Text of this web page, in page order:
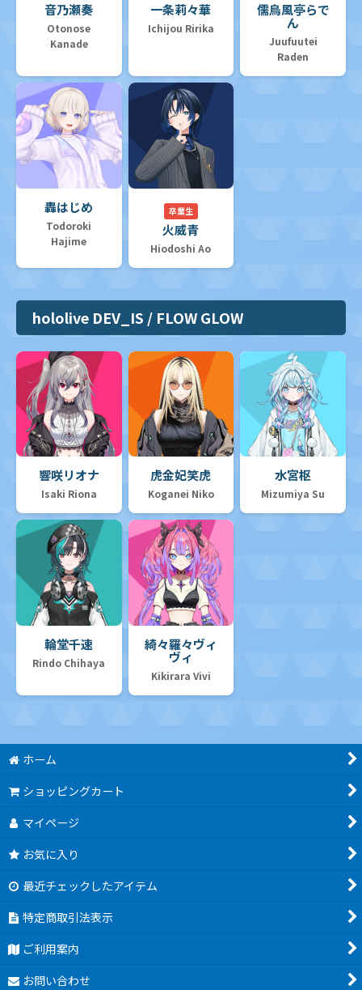
音乃瀬奏
Otonose
Kanade
一条莉々華
Ichijou Ririka
儒烏風亭らで
ん
Juufuutei
Raden
轟はじめ
Todoroki
Hajime
卒業生
火威青
Hiodoshi Ao
hololive DEV_IS / FLOW GLOW
響咲リオナ
Isaki Riona
虎金妃笑虎
Koganei Niko
水宮枢
Mizumiya Su
輪堂千速
Rindo Chihaya
綺々羅々ヴィ
ヴィ
Kikirara Vivi
ホーム
ショッピングカート
マイページ
お気に入り
最近チェックしたアイテム
特定商取引法表示
ご利用案内
お問い合わせ